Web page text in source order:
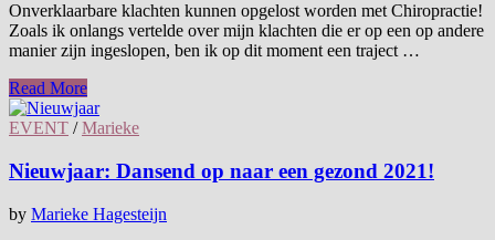
Onverklaarbare klachten kunnen opgelost worden met Chiropractie!
Zoals ik onlangs vertelde over mijn klachten die er op een op andere
manier zijn ingeslopen, ben ik op dit moment een traject …
Read More
EVENT /Marieke
Nieuwjaar: Dansend op naar een gezond 2021!
by Marieke Hagesteijn